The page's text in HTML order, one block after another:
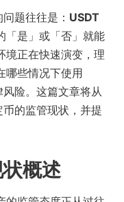
题往往是： USDT
「是」或「否」就能
境正在快速演变，理
哪些情况下使用
险。这篇文章将从
的监管现状，并提
概述